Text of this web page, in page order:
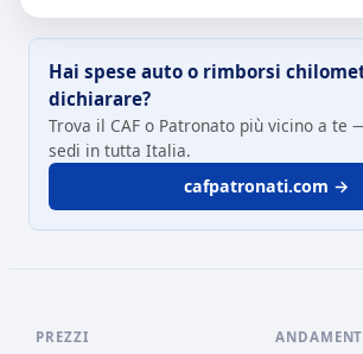
Hai spese auto o rimborsi
dichiarare?
Trova il CAF o Patronato più vicino a te
sedi in tutta Italia.
cafpatronati.com →
PREZZI